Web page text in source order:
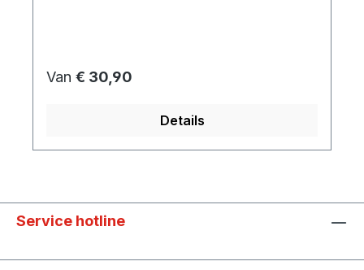
motor tegen zowel overbelasting als
kortsluiting.Directe bekabeling zonder
Normale prijs:
Van € 30,90
Details
Service hotline